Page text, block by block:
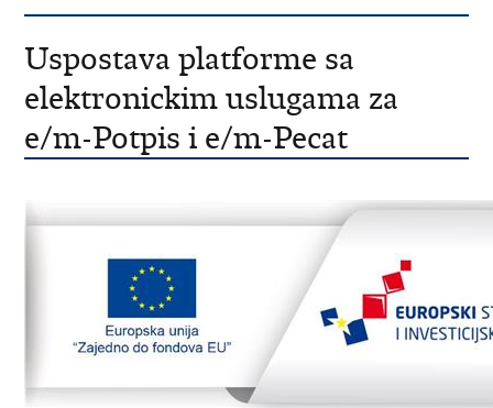
Uspostava platforme sa
elektronickim uslugama za
e/m-Potpis i e/m-Pecat